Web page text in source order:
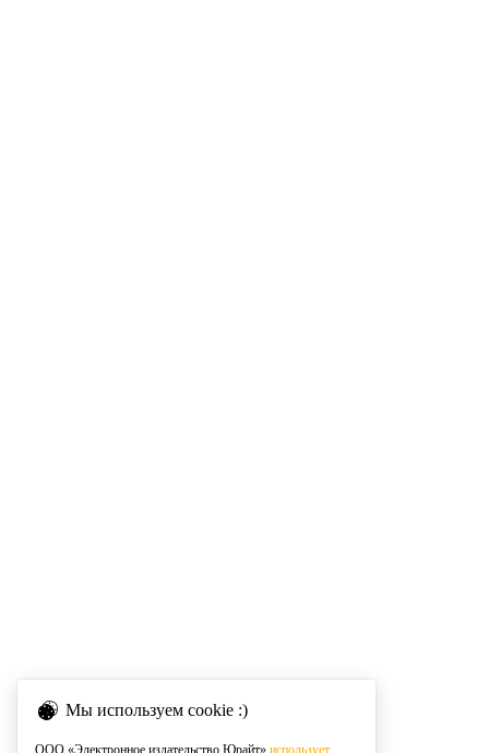
Мы используем cookie :)
ООО «Электронное издательство Юрайт» использует